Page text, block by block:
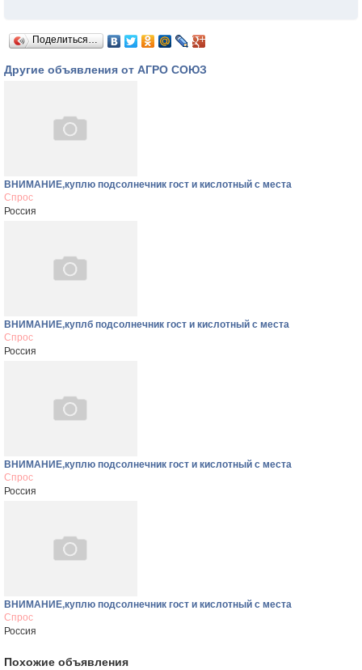
Поделиться…
Другие объявления от АГРО СОЮЗ
ВНИМАНИЕ,куплю подсолнечник гост и кислотный с места
Спрос
Россия
ВНИМАНИЕ,куплб подсолнечник гост и кислотный с места
Спрос
Россия
ВНИМАНИЕ,куплю подсолнечник гост и кислотный с места
Спрос
Россия
ВНИМАНИЕ,куплю подсолнечник гост и кислотный с места
Спрос
Россия
Похожие объявления